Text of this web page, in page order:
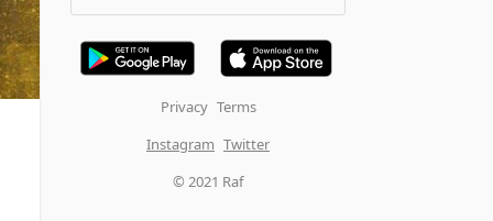
Privacy Terms
Instagram Twitter
© 2021 Raf